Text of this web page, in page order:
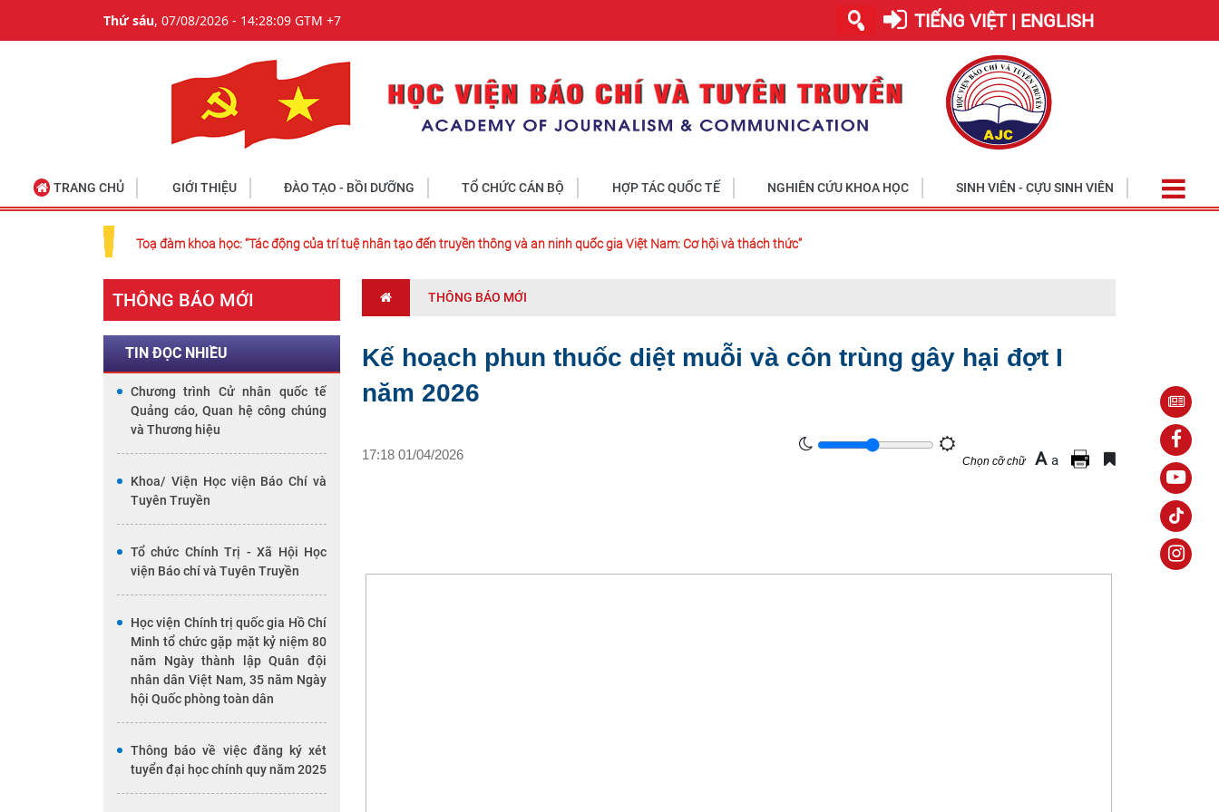
Thứ sáu, 07/08/2026 - 14:28:09 GTM +7 TIẾNG VIỆT | ENGLISH
TRANG CHỦ GIỚI THIỆU ĐÀO TẠO - BỒI DƯỠNG TỔ CHỨC CÁN BỘ HỢP TÁC QUỐC TẾ NGHIÊN CỨU KHOA HỌC SINH VIÊN - CỰU SINH VIÊN
Toạ đàm khoa học: “Tác động của trí tuệ nhân tạo đến truyền thông và an ninh quốc gia Việt Nam: Cơ hội và thách thức”
THÔNG BÁO MỚI
TIN ĐỌC NHIỀU
Chương trình Cử nhân quốc tế
Quảng cáo, Quan hệ công chúng
và Thương hiệu
Khoa/ Viện Học viện Báo Chí và
Tuyên Truyền
Tổ chức Chính Trị - Xã Hội Học
viện Báo chí và Tuyên Truyền
Học viện Chính trị quốc gia Hồ Chí
Minh tổ chức gặp mặt kỷ niệm 80
năm Ngày thành lập Quân đội
nhân dân Việt Nam, 35 năm Ngày
hội Quốc phòng toàn dân
Thông báo về việc đăng ký xét
tuyển đại học chính quy năm 2025
THÔNG BÁO MỚI
Kế hoạch phun thuốc diệt muỗi và côn trùng gây hại đợt I
năm 2026
17:18 01/04/2026 Chọn cỡ chữ A a